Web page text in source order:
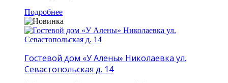
Подробнее
Гостевой дом «У Алены» Николаевка ул.
Севастопольская д. 14